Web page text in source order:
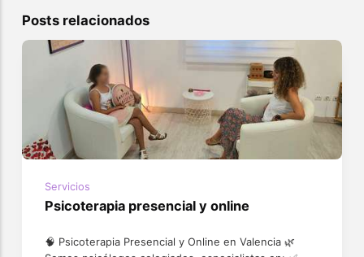
Posts relacionados
Servicios
Psicoterapia presencial y online
🧠 Psicoterapia Presencial y Online en Valencia 🌿